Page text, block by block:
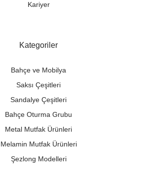
Kariyer
Kategoriler
Bahçe ve Mobilya
Saksı Çeşitleri
Sandalye Çeşitleri
Bahçe Oturma Grubu
Metal Mutfak Ürünleri
Melamin Mutfak Ürünleri
Şezlong Modelleri